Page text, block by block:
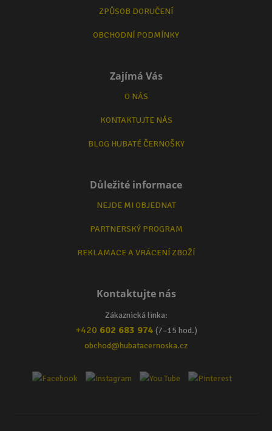
ZPŮSOB DORUČENÍ
OBCHODNÍ PODMÍNKY
Zajímá Vás
O NÁS
KONTAKTUJTE NÁS
BLOG HUBATÉ ČERNOŠKY
Důležité informace
NEJDE MI OBJEDNAT
PARTNERSKÝ PROGRAM
REKLAMACE A VRÁCENÍ ZBOŽÍ
Kontaktujte nás
Zákaznická linka:
+420 602 683 974 (7–15 hod.)
obchod@hubatacernoska.cz